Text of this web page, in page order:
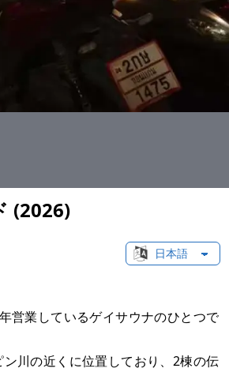
(2026)
Change language
営業しているゲイサウナのひとつで
川の近くに位置しており、2棟の伝